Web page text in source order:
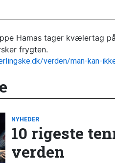
Hamas tager kvælertag
frygten.
verden/man-kan-
NYHEDER
10 rigeste
verden